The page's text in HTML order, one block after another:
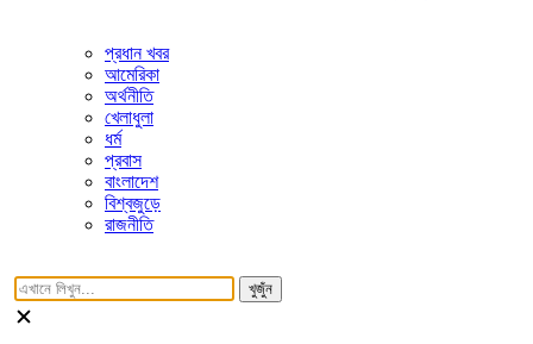
প্রধান খবর
আমেরিকা
অর্থনীতি
খেলাধুলা
ধর্ম
প্রবাস
বাংলাদেশ
বিশ্বজুড়ে
রাজনীতি
খুজুঁন